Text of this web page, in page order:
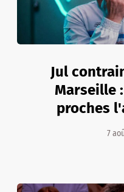
Jul
Marseille
proches
7